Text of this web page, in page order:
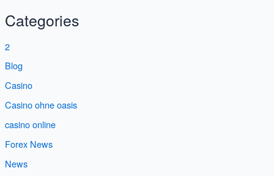
Categories
2
Blog
Casino
Casino ohne oasis
casino online
Forex News
News